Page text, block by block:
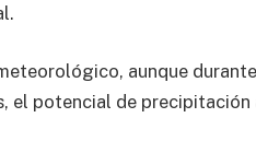
aunque
el potencial de